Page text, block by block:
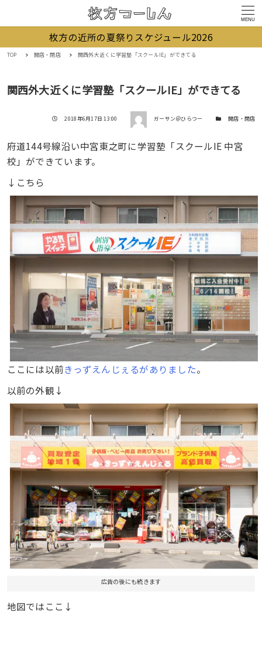
MENU
枚方の近所の夏祭りスケジュール2026
TOP 開店・閉店 関西外大近くに学習塾「スクールIE」ができてる
関西外大近くに学習塾「スクールIE」ができてる
投稿日
2018年6月17日 13:00 著者 ガーサン＠ひらつー カテゴリー開店・閉店
府道144号線沿い中宮東之町に学習塾「スクールIE 中宮
校」ができています。
↓こちら
ここには以前きっずえんじぇるがありました。
以前の外観↓
広告の後にも続きます
地図ではここ↓